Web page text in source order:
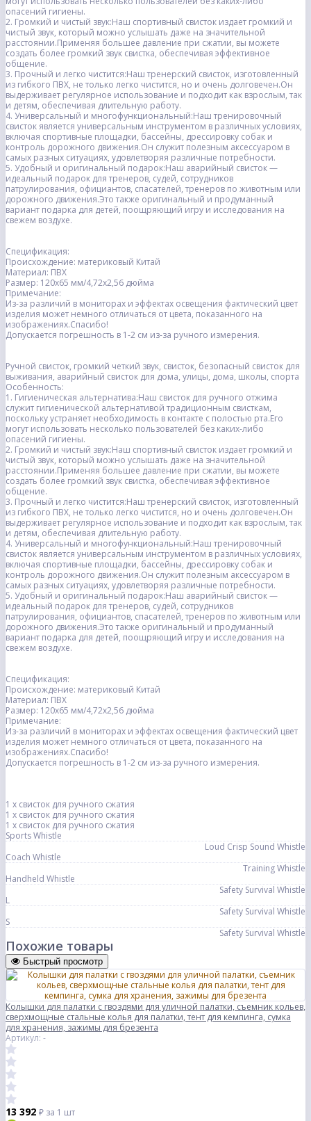
опасений гигиены.
2. Громкий и чистый звук:Наш спортивный свисток издает громкий и
чистый звук, который можно услышать даже на значительной
расстоянии.Применяя большее давление при сжатии, вы можете
создать более громкий звук свистка, обеспечивая эффективное
общение.
3. Прочный и легко чистится:Наш тренерский свисток, изготовленный
из гибкого ПВХ, не только легко чистится, но и очень долговечен.Он
выдерживает регулярное использование и подходит как взрослым, так
и детям, обеспечивая длительную работу.
4. Универсальный и многофункциональный:Наш тренировочный
свисток является универсальным инструментом в различных условиях,
включая спортивные площадки, бассейны, дрессировку собак и
контроль дорожного движения.Он служит полезным аксессуаром в
самых разных ситуациях, удовлетворяя различные потребности.
5. Удобный и оригинальный подарок:Наш аварийный свисток —
идеальный подарок для тренеров, судей, сотрудников
патрулирования, официантов, спасателей, тренеров по животным или
дорожного движения.Это также оригинальный и продуманный
вариант подарка для детей, поощряющий игру и исследования на
свежем воздухе.
Спецификация:
Происхождение: материковый Китай
Материал: ПВХ
Размер: 120x65 мм/4,72x2,56 дюйма
Примечание:
Из-за различий в мониторах и эффектах освещения фактический цвет
изделия может немного отличаться от цвета, показанного на
изображениях.Спасибо!
Допускается погрешность в 1-2 см из-за ручного измерения.
Ручной свисток, громкий четкий звук, свисток, безопасный свисток для
выживания, аварийный свисток для дома, улицы, дома, школы, спорта
Особенность:
1. Гигиеническая альтернатива:Наш свисток для ручного отжима
служит гигиенической альтернативой традиционным свисткам,
поскольку устраняет необходимость в контакте с полостью рта.Его
могут использовать несколько пользователей без каких-либо
опасений гигиены.
2. Громкий и чистый звук:Наш спортивный свисток издает громкий и
чистый звук, который можно услышать даже на значительной
расстоянии.Применяя большее давление при сжатии, вы можете
создать более громкий звук свистка, обеспечивая эффективное
общение.
3. Прочный и легко чистится:Наш тренерский свисток, изготовленный
из гибкого ПВХ, не только легко чистится, но и очень долговечен.Он
выдерживает регулярное использование и подходит как взрослым, так
и детям, обеспечивая длительную работу.
4. Универсальный и многофункциональный:Наш тренировочный
свисток является универсальным инструментом в различных условиях,
включая спортивные площадки, бассейны, дрессировку собак и
контроль дорожного движения.Он служит полезным аксессуаром в
самых разных ситуациях, удовлетворяя различные потребности.
5. Удобный и оригинальный подарок:Наш аварийный свисток —
идеальный подарок для тренеров, судей, сотрудников
патрулирования, официантов, спасателей, тренеров по животным или
дорожного движения.Это также оригинальный и продуманный
вариант подарка для детей, поощряющий игру и исследования на
свежем воздухе.
Спецификация:
Происхождение: материковый Китай
Материал: ПВХ
Размер: 120x65 мм/4,72x2,56 дюйма
Примечание:
Из-за различий в мониторах и эффектах освещения фактический цвет
изделия может немного отличаться от цвета, показанного на
изображениях.Спасибо!
Допускается погрешность в 1-2 см из-за ручного измерения.
1 х свисток для ручного сжатия
1 х свисток для ручного сжатия
1 х свисток для ручного сжатия
Sports Whistle
Loud Crisp Sound Whistle
Coach Whistle
Training Whistle
Handheld Whistle
Safety Survival Whistle
L
Safety Survival Whistle
S
Safety Survival Whistle
Похожие товары
Быстрый просмотр
Колышки для палатки с гвоздями для уличной палатки, съемник кольев,
сверхмощные стальные колья для палатки, тент для кемпинга, сумка
для хранения, зажимы для брезента
Артикул: -
13 392 ₽ за 1 шт